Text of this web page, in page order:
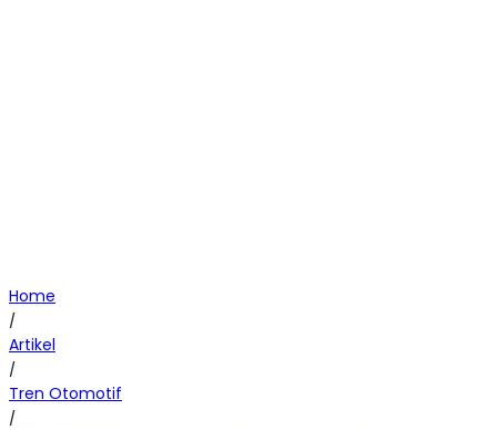
Home
/
Artikel
/
Tren Otomotif
/